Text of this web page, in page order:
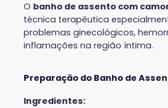
O banho de assento com
técnica terapêutica
problemas ginecológicos,
inflamações na região íntima.
Preparação do Banho de
Ingredientes: